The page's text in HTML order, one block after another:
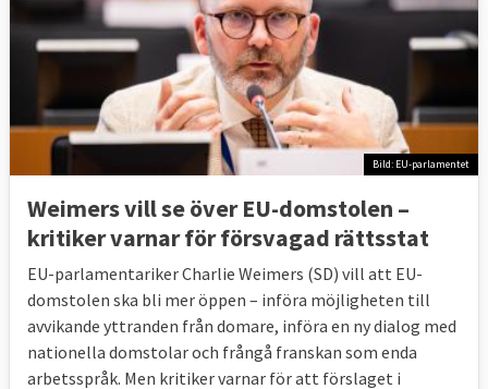
Bild: EU-parlamentet
Weimers vill se över EU-domstolen –
kritiker varnar för försvagad rättsstat
EU-parlamentariker Charlie Weimers (SD) vill att EU-
domstolen ska bli mer öppen – införa möjligheten till
avvikande yttranden från domare, införa en ny dialog med
nationella domstolar och frångå franskan som enda
arbetsspråk. Men kritiker varnar för att förslaget i